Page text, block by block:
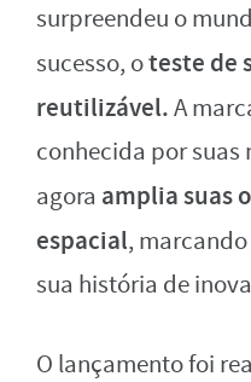
surpreendeu o
sucesso, oteste de
reutilizável.A
conhecida por suas
agora amplia suas
espacial,
sua história de
O lançamento foi